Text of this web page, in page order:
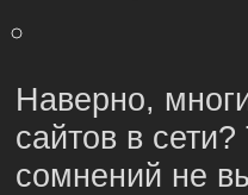
Наверно,
сайтов в
сомнений не